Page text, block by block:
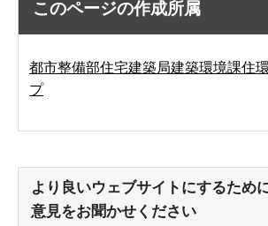
このページの作成所属
都市整備部住宅建築局建築環境課住
プ
より良いウェブサイトにするため
意見をお聞かせください